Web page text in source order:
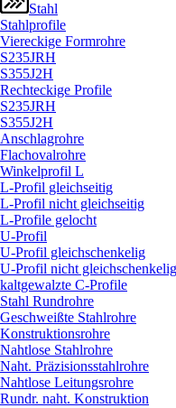
Stahl
Stahlprofile
Viereckige Formrohre
S235JRH
S355J2H
Rechteckige Profile
S235JRH
S355J2H
Anschlagrohre
Flachovalrohre
Winkelprofil L
L-Profil gleichseitig
L-Profil nicht gleichseitig
L-Profile gelocht
U-Profil
U-Profil gleichschenkelig
U-Profil nicht gleichschenkelig
kaltgewalzte C-Profile
Stahl Rundrohre
Geschweißte Stahlrohre
Konstruktionsrohre
Nahtlose Stahlrohre
Naht. Präzisionsstahlrohre
Nahtlose Leitungsrohre
Rundr. naht. Konstruktion